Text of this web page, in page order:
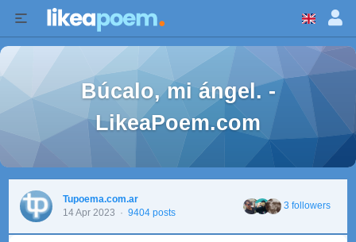
Búcalo, mi ángel. -
LikeaPoem.com
Tupoema.com.ar
14 Apr 2023 · 9404 posts
3 followers